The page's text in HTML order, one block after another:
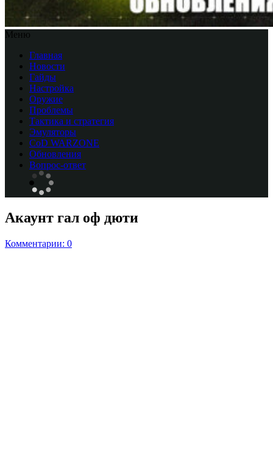
Меню
Главная
Новости
Гайды
Настройка
Оружие
Проблемы
Тактика и стратегия
Эмуляторы
CоD WARZONE
Обновления
Вопрос-ответ
Акаунт гал оф дюти
Комментарии: 0